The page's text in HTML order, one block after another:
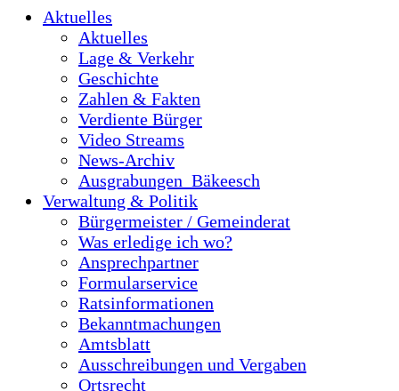
Aktuelles
Aktuelles
Lage & Verkehr
Geschichte
Zahlen & Fakten
Verdiente Bürger
Video Streams
News-Archiv
Ausgrabungen_Bäkeesch
Verwaltung & Politik
Bürgermeister / Gemeinderat
Was erledige ich wo?
Ansprechpartner
Formularservice
Ratsinformationen
Bekanntmachungen
Amtsblatt
Ausschreibungen und Vergaben
Ortsrecht